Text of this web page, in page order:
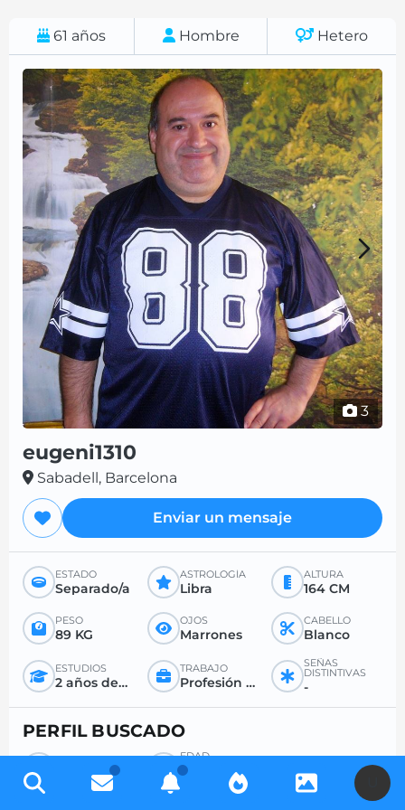
61 años Hombre Hetero
3
eugeni1310
Sabadell, Barcelona
Enviar un mensaje
ESTADO
Separado/a
ASTROLOGÍA
Libra
ALTURA
164 CM
PESO
89 KG
OJOS
Marrones
CABELLO
Blanco
ESTUDIOS
2 años después del bachillerato
TRABAJO
Profesión liberal
SEÑAS
DISTINTIVAS
-
PERFIL BUSCADO
Mujer
EDAD
DESEADA
-